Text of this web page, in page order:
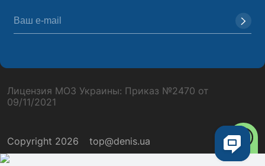
Copyright 2026 top@denis.ua
Лицензия МОЗ Украины: Приказ №2470 от
09/11/2021